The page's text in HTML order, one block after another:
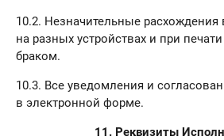
10.2. Незначительные расхождения
на разных устройствах и при
браком.
10.3. Все уведомления и
в электронной форме.
11. Реквизиты